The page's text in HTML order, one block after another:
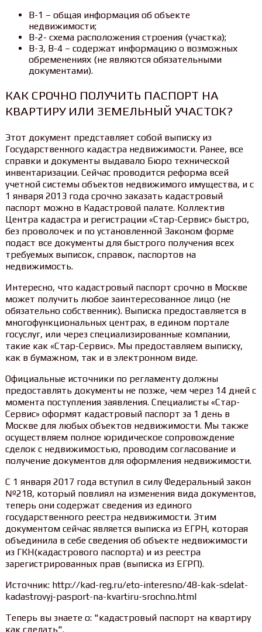
В-1 – общая информация об объекте
недвижимости;
В-2- схема расположения строения (участка);
В-3, В-4 – содержат информацию о возможных
обременениях (не являются обязательными
документами).
КАК СРОЧНО ПОЛУЧИТЬ ПАСПОРТ НА
КВАРТИРУ ИЛИ ЗЕМЕЛЬНЫЙ УЧАСТОК?
Этот документ представляет собой выписку из
Государственного кадастра недвижимости. Ранее, все
справки и документы выдавало Бюро технической
инвентаризации. Сейчас проводится реформа всей
учетной системы объектов недвижимого имущества, и с
1 января 2013 года срочно заказать кадастровый
паспорт можно в Кадастровой палате. Коллектив
Центра кадастра и регистрации «Стар-Сервис» быстро,
без проволочек и по установленной Законом форме
подаст все документы для быстрого получения всех
требуемых выписок, справок, паспортов на
недвижимость.
Интересно, что кадастровый паспорт срочно в Москве
может получить любое заинтересованное лицо (не
обязательно собственник). Выписка предоставляется в
многофункциональных центрах, в едином портале
госуслуг, или через специализированные компании,
такие как «Стар-Сервис». Мы предоставляем выписку,
как в бумажном, так и в электронном виде.
Официальные источники по регламенту должны
предоставлять документы не позже, чем через 14 дней с
момента поступления заявления. Специалисты «Стар-
Сервис» оформят кадастровый паспорт за 1 день в
Москве для любых объектов недвижимости. Мы также
осуществляем полное юридическое сопровождение
сделок с недвижимостью, проводим согласование и
получение документов для оформления недвижимости.
С 1 января 2017 года вступил в силу Федеральный закон
№218, который повлиял на изменения вида документов,
теперь они содержат сведения из единого
государственного реестра недвижимости. Этим
документом сейчас является выписка из ЕГРН, которая
объединила в себе сведения об объекте недвижимости
из ГКН(кадастрового паспорта) и из реестра
зарегистрированных прав (выписка из ЕГРП).
Источник: http://kad-reg.ru/eto-interesno/48-kak-sdelat-
kadastrovyj-pasport-na-kvartiru-srochno.html
Теперь вы знаете о: "кадастровый паспорт на квартиру
как сделать".